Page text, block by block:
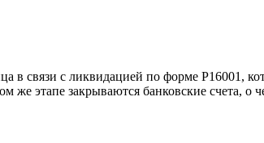
связи с ликвидацией по форме Р16001,
же этапе закрываются банковские счета,